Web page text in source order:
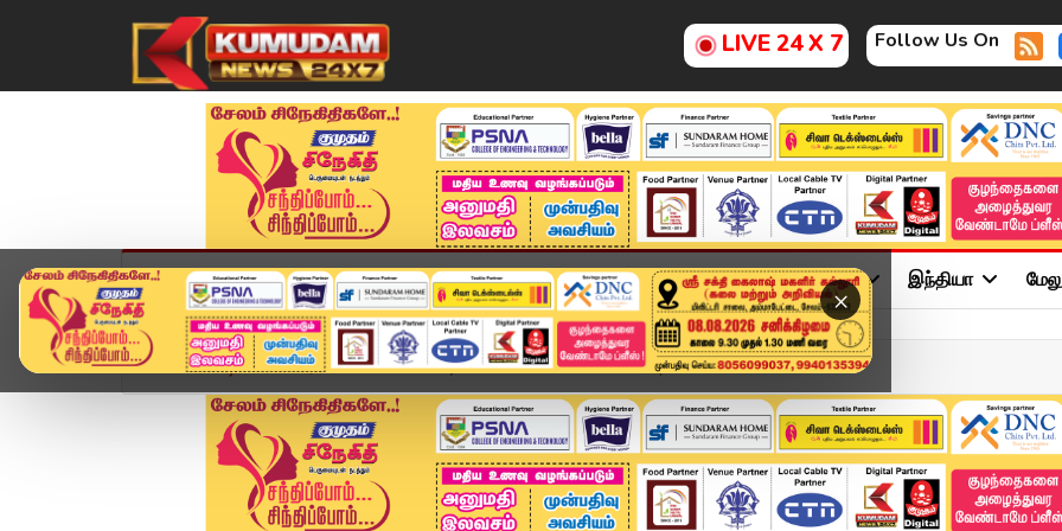
LIVE 24 X 7 Follow Us On
×
முகப்பு விளையாட்டு அண்மை தமிழ்நாடு சினிமா அரசியல் விளையாட்டு இந்தியா
Home வீடியோ ஸ்டோரி 🔴LIVE: Today Headlines - 13 June 2026 | 2 மணி ...